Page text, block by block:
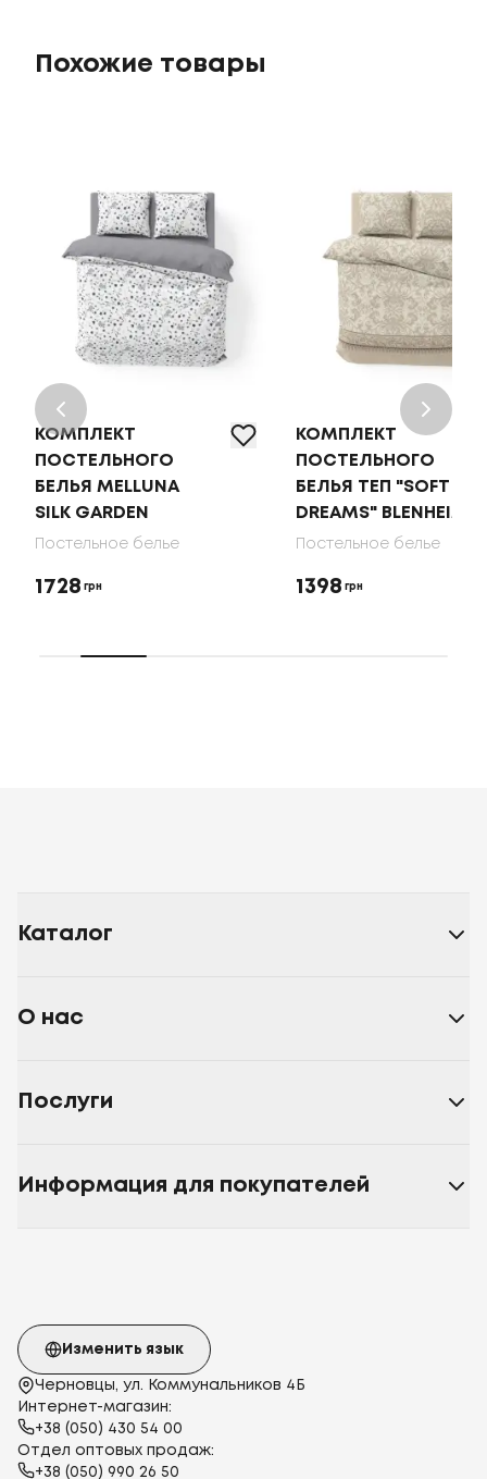
Похожие товары
КОМПЛЕКТ
ПОСТЕЛЬНОГО
БЕЛЬЯ MELLUNA
SILK GARDEN
Постельное белье
1728 грн
КОМПЛЕКТ
ПОСТЕЛЬНОГО
БЕЛЬЯ ТЕП "SOFT
DREAMS" BLENHEIM
Постельное белье
1398 грн
Каталог
О нас
Послуги
Информация для покупателей
Черновцы, ул. Коммунальников 4Б
Интернет-магазин:
+38 (050) 430 54 00
Отдел оптовых продаж:
+38 (050) 990 26 50
Изменить язык